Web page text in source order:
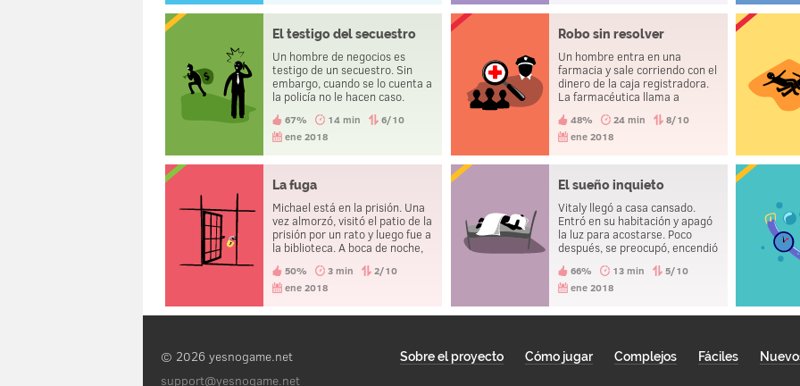
El testigo del secuestro
Un hombre de negocios es
testigo de un secuestro. Sin
embargo, cuando se lo cuenta a
la policía no le hacen caso.
67% 14 min
6/10
ene 2018
Robo sin resolver
Un hombre entra en una
farmacia y sale corriendo con el
dinero de la caja registradora.
La farmacéutica llama a
un agente de policía recupera
el dinero y se lleva al hombre.
denuncia por robo.
48% 24 min
8/10
ene 2018
La fuga
Michael está en la prisión. Una
vez almorzó, visitó el patio de la
prisión por un rato y luego fue a
la biblioteca. A boca de noche,
cámaras de seguridad, se
cambió de ropa. Luego salió de
lo hizo?
50% 3 min
2/10
ene 2018
El sueño inquieto
Vitaly llegó a casa cansado.
Entró en su habitación y apagó
la luz para acostarse. Poco
después, se preocupó, encendió
alrededor. Luego apagó la luz y
trató de volver a dormir. Lo hizo
debajo de su cama y encontrar
66% 13 min
5/10
ene 2018
Sobre el proyecto Cómo jugar Complejos Fáciles
© 2026 yesnogame.net
support@yesnogame.net